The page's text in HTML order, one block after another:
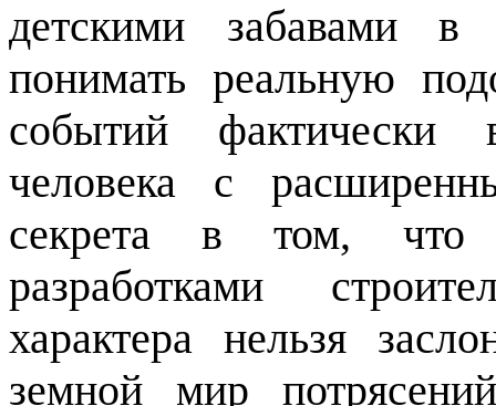
детскими забавами в
понимать реальную
событий фактически
человека с
секрета в том, что
разработками
характера нельзя
земной мир